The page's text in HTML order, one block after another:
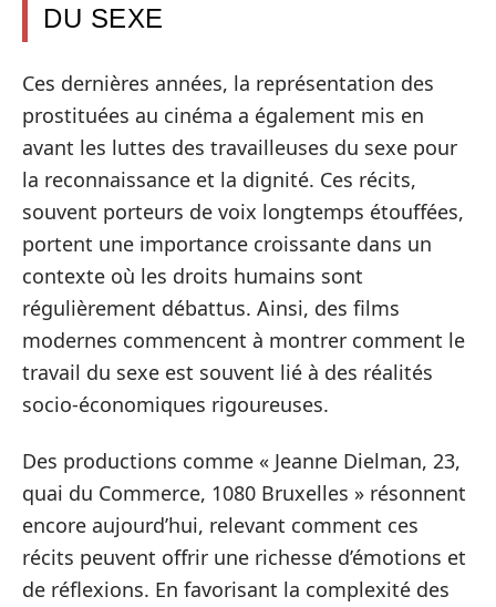
DU SEXE
Ces dernières années, la représentation des
prostituées au cinéma a également mis en
avant les luttes des travailleuses du sexe pour
la reconnaissance et la dignité. Ces récits,
souvent porteurs de voix longtemps étouffées,
portent une importance croissante dans un
contexte où les droits humains sont
régulièrement débattus. Ainsi, des films
modernes commencent à montrer comment le
travail du sexe est souvent lié à des réalités
socio-économiques rigoureuses.
Des productions comme « Jeanne Dielman, 23,
quai du Commerce, 1080 Bruxelles » résonnent
encore aujourd’hui, relevant comment ces
récits peuvent offrir une richesse d’émotions et
de réflexions. En favorisant la complexité des